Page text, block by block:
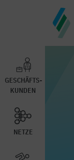
GESCHÄFTS-
KUNDEN
NETZE